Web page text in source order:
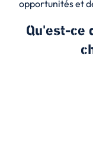
opportunités et
Qu'est-ce